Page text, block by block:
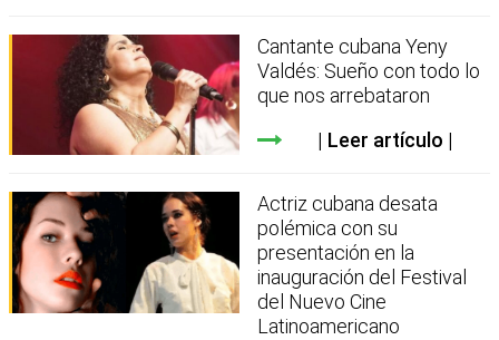
Cantante cubana Yeny
Valdés: Sueño con todo lo
que nos arrebataron
Leer artículo
Actriz cubana desata
polémica con su
presentación en la
inauguración del Festival
del Nuevo Cine
Latinoamericano